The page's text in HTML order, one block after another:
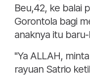
Beu,42, ke balai
Gorontola bagi
anaknya itu
"Ya ALLAH,
rayuan Satrio